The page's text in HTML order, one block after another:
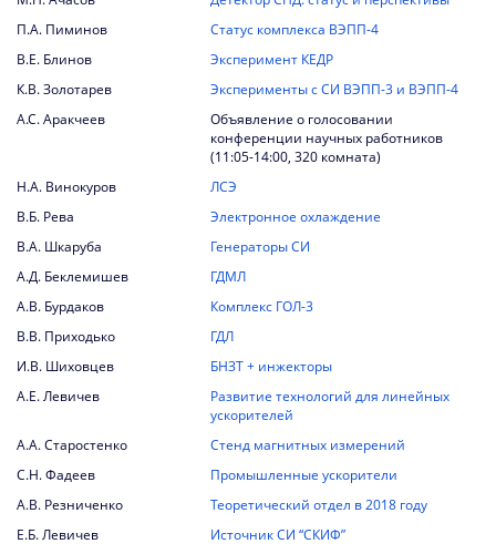
2019
2018
2016
2015
2013
2009
П.А. Пиминов
Статус комплекса ВЭПП-4
В.Е. Блинов
Эксперимент КЕДР
К.В. Золотарев
Эксперименты с СИ ВЭПП-3 и ВЭПП-4
А.С. Аракчеев
Объявление о голосовании
конференции научных работников
(11:05-14:00, 320 комната)
Н.А. Винокуров
ЛСЭ
В.Б. Рева
Электронное охлаждение
В.А. Шкаруба
Генераторы СИ
А.Д. Беклемишев
ГДМЛ
А.В. Бурдаков
Комплекс ГОЛ-3
В.В. Приходько
ГДЛ
И.В. Шиховцев
БНЗТ + инжекторы
А.Е. Левичев
Развитие технологий для линейных
ускорителей
А.А. Старостенко
Стенд магнитных измерений
С.Н. Фадеев
Промышленные ускорители
А.В. Резниченко
Теоретический отдел в 2018 году
Е.Б. Левичев
Источник СИ “СКИФ”